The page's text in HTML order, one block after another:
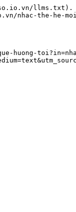
llms.txt).
nhac-the-he-
huong-